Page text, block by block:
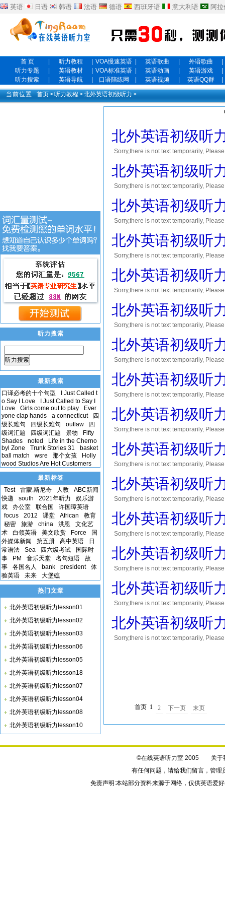
英语 日语 韩语 法语 德语 西班牙语 意大利语 阿
首 页 听力教程 VOA慢速英语 英语歌曲 外语歌曲
听力专题
英语教材 VOA标准英语 英语动画 英语游戏
听力搜索
英语导航 口语陪练网 英语视频 英语QQ群
当前位置: 首页>听力教程 >北外英语初级听力 >
北外英语初级听
Sorry,there is not text temporarily,
北外英语初级听
Sorry,there is not text temporarily,
北外英语初级听
Sorry,there is not text temporarily,
北外英语初级听
Sorry,there is not text temporarily,
北外英语初级听
Sorry,there is not text temporarily,
北外英语初级听
Sorry,there is not text temporarily,
北外英语初级听
Sorry,there is not text temporarily,
北外英语初级听
Sorry,there is not text temporarily,
北外英语初级听
Sorry,there is not text temporarily,
北外英语初级听
Sorry,there is not text temporarily,
北外英语初级听
Sorry,there is not text temporarily,
北外英语初级听
Sorry,there is not text temporarily,
北外英语初级听
Sorry,there is not text temporarily,
北外英语初级听
Sorry,there is not text temporarily,
北外英语初级听
Sorry,there is not text temporarily,
首页 1 2 下一页 末页
听力搜索
听力搜索
最新搜索
口译必考的十个句型
I Just Called t
o Say I Love
I Just Called to Say I
Love
Girls come out to play
Ever
yone clap hands
a connecticut
四
级长难句
四级长难句 outlaw
四
级词汇题
四级词汇题 景物
Fifty
Shades
noted
Life in the Cherno
byl Zone
Trunk Stories 31
basket
ball match
wsre 那个女孩
Holly
wood Studios Are Hot Customers
最新标签
Test
雷蒙.斯尼奇 人教
ABC新闻
快递
south 2021年听力
娱乐游
戏
办公室 联合国
许国璋英语
focus
2012 课堂 African
教育
秘密
旅游 china 洪恩
文化艺
术
白领英语 美文欣赏 Force
国
外媒体新闻
第五册 高中英语
日
常语法
Sea 四六级考试
国际时
事
PM 音乐天堂 名句短语
故
事
各国名人 bank president
体
验英语
未来 大堡礁
热门文章
北外英语初级听力lesson01
北外英语初级听力lesson02
北外英语初级听力lesson03
北外英语初级听力lesson06
北外英语初级听力lesson05
北外英语初级听力lesson18
北外英语初级听力lesson07
北外英语初级听力lesson04
北外英语初级听力lesson08
北外英语初级听力lesson10
©在线英语听力室 2005 关于
有任何问题，请给我们留言，管理
免责声明:本站部分资料来源于网络，仅供英语爱